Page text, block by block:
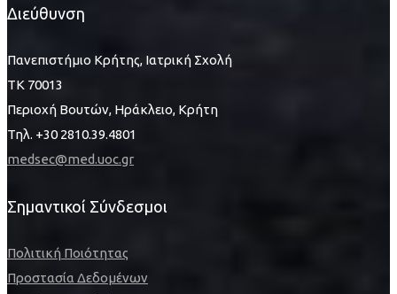
Διεύθυνση
Πανεπιστήμιο Κρήτης, Ιατρική Σχολή
ΤΚ 70013
Περιοχή Βουτών, Ηράκλειο, Κρήτη
Τηλ. +30 2810.39.4801
medsec@med.uoc.gr
Σημαντικοί Σύνδεσμοι
Πολιτική Ποιότητας
Προστασία Δεδομένων